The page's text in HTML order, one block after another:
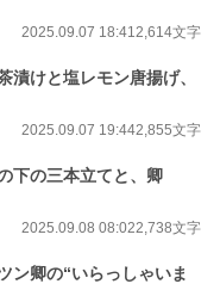
2025.09.07 18:412,614文字
けと塩レモン唐揚げ、
2025.09.07 19:442,855文字
下の三本立てと、卿
2025.09.08 08:022,738文字
ン卿の“いらっしゃいま